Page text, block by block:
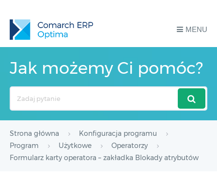
MENU
Jak możemy Ci pomóc?
Strona główna
Konfiguracja programu
Program
Użytkowe
Operatorzy
Formularz karty operatora – zakładka Blokady atrybutów